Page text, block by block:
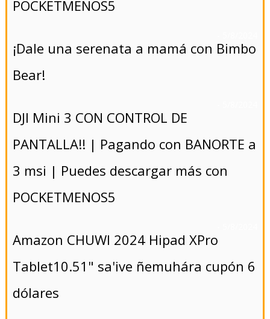
POCKETMENOS5
¡Dale una serenata a mamá con Bimbo
Bear!
DJI Mini 3 CON CONTROL DE
PANTALLA!! | Pagando con BANORTE a
3 msi | Puedes descargar más con
POCKETMENOS5
Amazon CHUWI 2024 Hipad XPro
Tablet10.51" sa'ive ñemuhára cupón 6
dólares